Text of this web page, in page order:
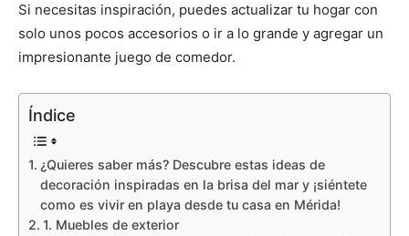
Si necesitas inspiración, puedes actualizar tu hogar con
solo unos pocos accesorios o ir a lo grande y agregar un
impresionante juego de comedor.
Índice
¿Quieres saber más? Descubre estas ideas de
decoración inspiradas en la brisa del mar y ¡siéntete
como es vivir en playa desde tu casa en Mérida!
1. Muebles de exterior